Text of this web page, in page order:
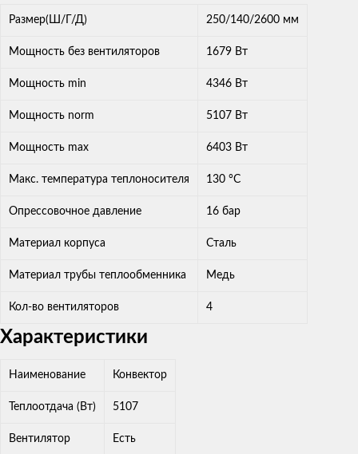
Размер(Ш/Г/Д) 250/140/2600 мм
Мощность без вентиляторов 1679 Вт
Мощность min 4346 Вт
Мощность norm 5107 Вт
Мощность max 6403 Вт
Макс. температура теплоносителя 130 °С
Опрессовочное давление 16 бар
Материал корпуса Сталь
Материал трубы теплообменника Медь
Кол-во вентиляторов 4
Характеристики
Наименование Конвектор
Теплоотдача (Вт) 5107
Вентилятор Есть